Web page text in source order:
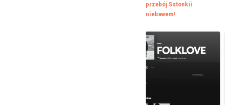
przebój Sstonkii
niebawem!